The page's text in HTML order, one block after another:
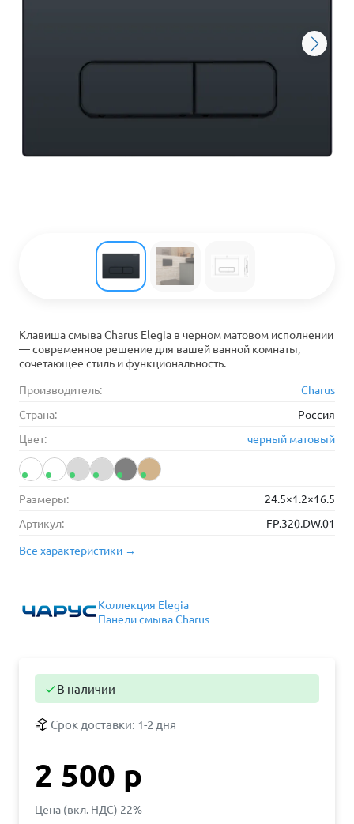
Клавиша смыва Charus Elegia в черном матовом исполнении
— современное решение для вашей ванной комнаты,
сочетающее стиль и функциональность.
Производитель:
Charus
Страна:
Россия
Цвет:
черный матовый
Размеры:
24.5×1.2×16.5
Артикул:
FP.320.DW.01
Все характеристики →
Коллекция Elegia
Панели смыва Charus
В наличии
Срок доставки: 1-2 дня
2 500 р
Цена (вкл. НДС) 22%